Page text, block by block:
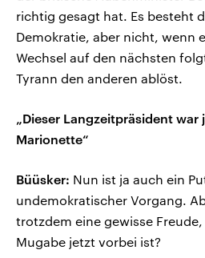
richtig gesagt hat. Es besteht
Demokratie, aber nicht, wenn
Wechsel auf den nächsten
Tyrann den anderen ablöst.
„Dieser Langzeitpräsident war
Marionette“
Büüsker: Nun ist ja auch ein
undemokratischer Vorgang.
trotzdem eine gewisse
Mugabe jetzt vorbei ist?